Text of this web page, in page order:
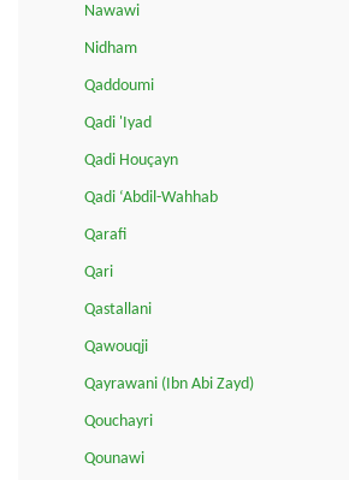
Nawawi
Nidham
Qaddoumi
Qadi 'Iyad
Qadi Houçayn
Qadi ‘Abdil-Wahhab
Qarafi
Qari
Qastallani
Qawouqji
Qayrawani (Ibn Abi Zayd)
Qouchayri
Qounawi